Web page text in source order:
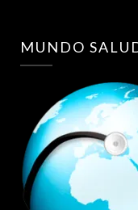
MUNDO